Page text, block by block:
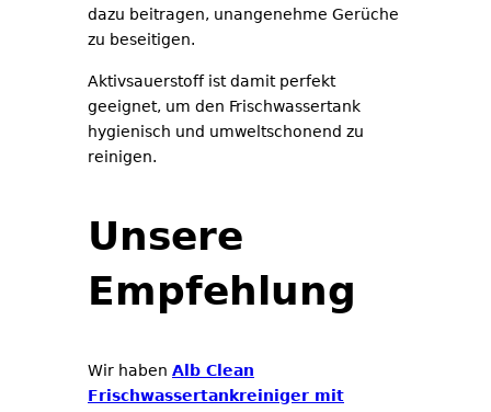
dazu beitragen, unangenehme Gerüche
zu beseitigen.
Aktivsauerstoff ist damit perfekt
geeignet, um den Frischwassertank
hygienisch und umweltschonend zu
reinigen.
Unsere
Empfehlung
Wir haben Alb Clean
Frischwassertankreiniger mit